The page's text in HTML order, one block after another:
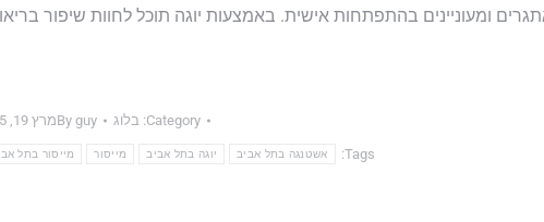
ומעוניינים בהתפתחות אישית. באמצעות יוגה תוכל לחוות שיפור
Category: בלוג By guy מרץ 19, 2025
Tags: אשטנגה בתל אביב יוגה בתל אביב מייסור מייסור בתל